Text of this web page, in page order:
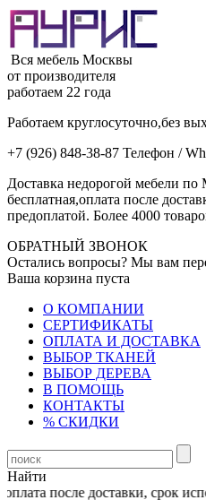
Вся мебель Москвы
от производителя
работаем 22 года
Работаем круглосуточно,без
+7 (926) 848-38-87 Телефон /
Доставка недорогой мебели по
бесплатная,оплата после
предоплатой. Более 4000
ОБРАТНЫЙ ЗВОНОК
Остались вопросы? Мы вам
Ваша корзина пуста
О КОМПАНИИ
СЕРТИФИКАТЫ
ОПЛАТА И ДОСТАВКА
ВЫБОР ТКАНЕЙ
ВЫБОР ДЕРЕВА
В ПОМОЩЬ
КОНТАКТЫ
% СКИДКИ
Найти
после доставки, срок